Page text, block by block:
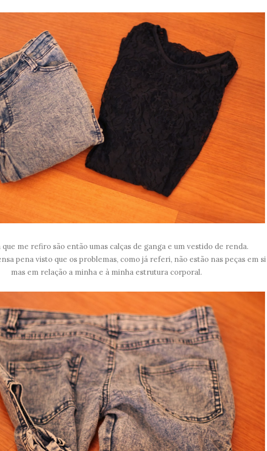
que me refiro são então umas calças de ganga e um vestido de renda.
pena visto que os problemas, como já referi, não estão nas peças em si
mas em relação a minha e à minha estrutura corporal.